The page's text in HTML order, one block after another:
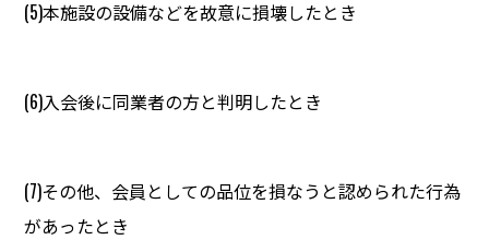
(5)本施設の設備などを故意に損壊したとき
(6)入会後に同業者の方と判明したとき
(7)その他、会員としての品位を損なうと認められた行為
があったとき